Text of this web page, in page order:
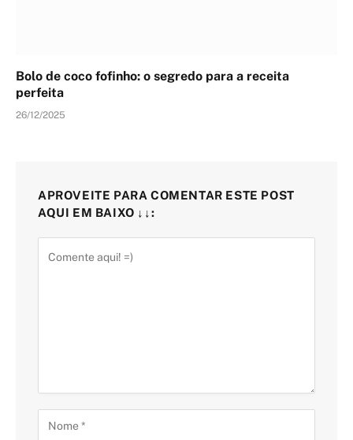
Bolo de coco fofinho: o segredo para a receita
perfeita
26/12/2025
APROVEITE PARA COMENTAR ESTE POST
AQUI EM BAIXO ↓↓: